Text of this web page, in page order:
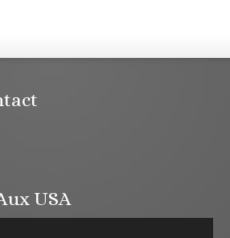
USA